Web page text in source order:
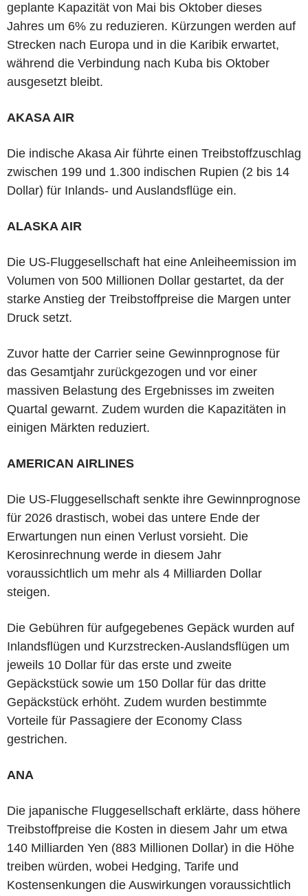
geplante Kapazität von Mai bis Oktober dieses
Jahres um 6% zu reduzieren. Kürzungen werden auf
Strecken nach Europa und in die Karibik erwartet,
während die Verbindung nach Kuba bis Oktober
ausgesetzt bleibt.
AKASA AIR
Die indische Akasa Air führte einen Treibstoffzuschlag
zwischen 199 und 1.300 indischen Rupien (2 bis 14
Dollar) für Inlands- und Auslandsflüge ein.
ALASKA AIR
Die US-Fluggesellschaft hat eine Anleiheemission im
Volumen von 500 Millionen Dollar gestartet, da der
starke Anstieg der Treibstoffpreise die Margen unter
Druck setzt.
Zuvor hatte der Carrier seine Gewinnprognose für
das Gesamtjahr zurückgezogen und vor einer
massiven Belastung des Ergebnisses im zweiten
Quartal gewarnt. Zudem wurden die Kapazitäten in
einigen Märkten reduziert.
AMERICAN AIRLINES
Die US-Fluggesellschaft senkte ihre Gewinnprognose
für 2026 drastisch, wobei das untere Ende der
Erwartungen nun einen Verlust vorsieht. Die
Kerosinrechnung werde in diesem Jahr
voraussichtlich um mehr als 4 Milliarden Dollar
steigen.
Die Gebühren für aufgegebenes Gepäck wurden auf
Inlandsflügen und Kurzstrecken-Auslandsflügen um
jeweils 10 Dollar für das erste und zweite
Gepäckstück sowie um 150 Dollar für das dritte
Gepäckstück erhöht. Zudem wurden bestimmte
Vorteile für Passagiere der Economy Class
gestrichen.
ANA
Die japanische Fluggesellschaft erklärte, dass höhere
Treibstoffpreise die Kosten in diesem Jahr um etwa
140 Milliarden Yen (883 Millionen Dollar) in die Höhe
treiben würden, wobei Hedging, Tarife und
Kostensenkungen die Auswirkungen voraussichtlich